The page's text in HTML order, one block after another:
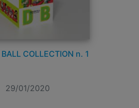
COLLECTION n. 1
29/01/2020